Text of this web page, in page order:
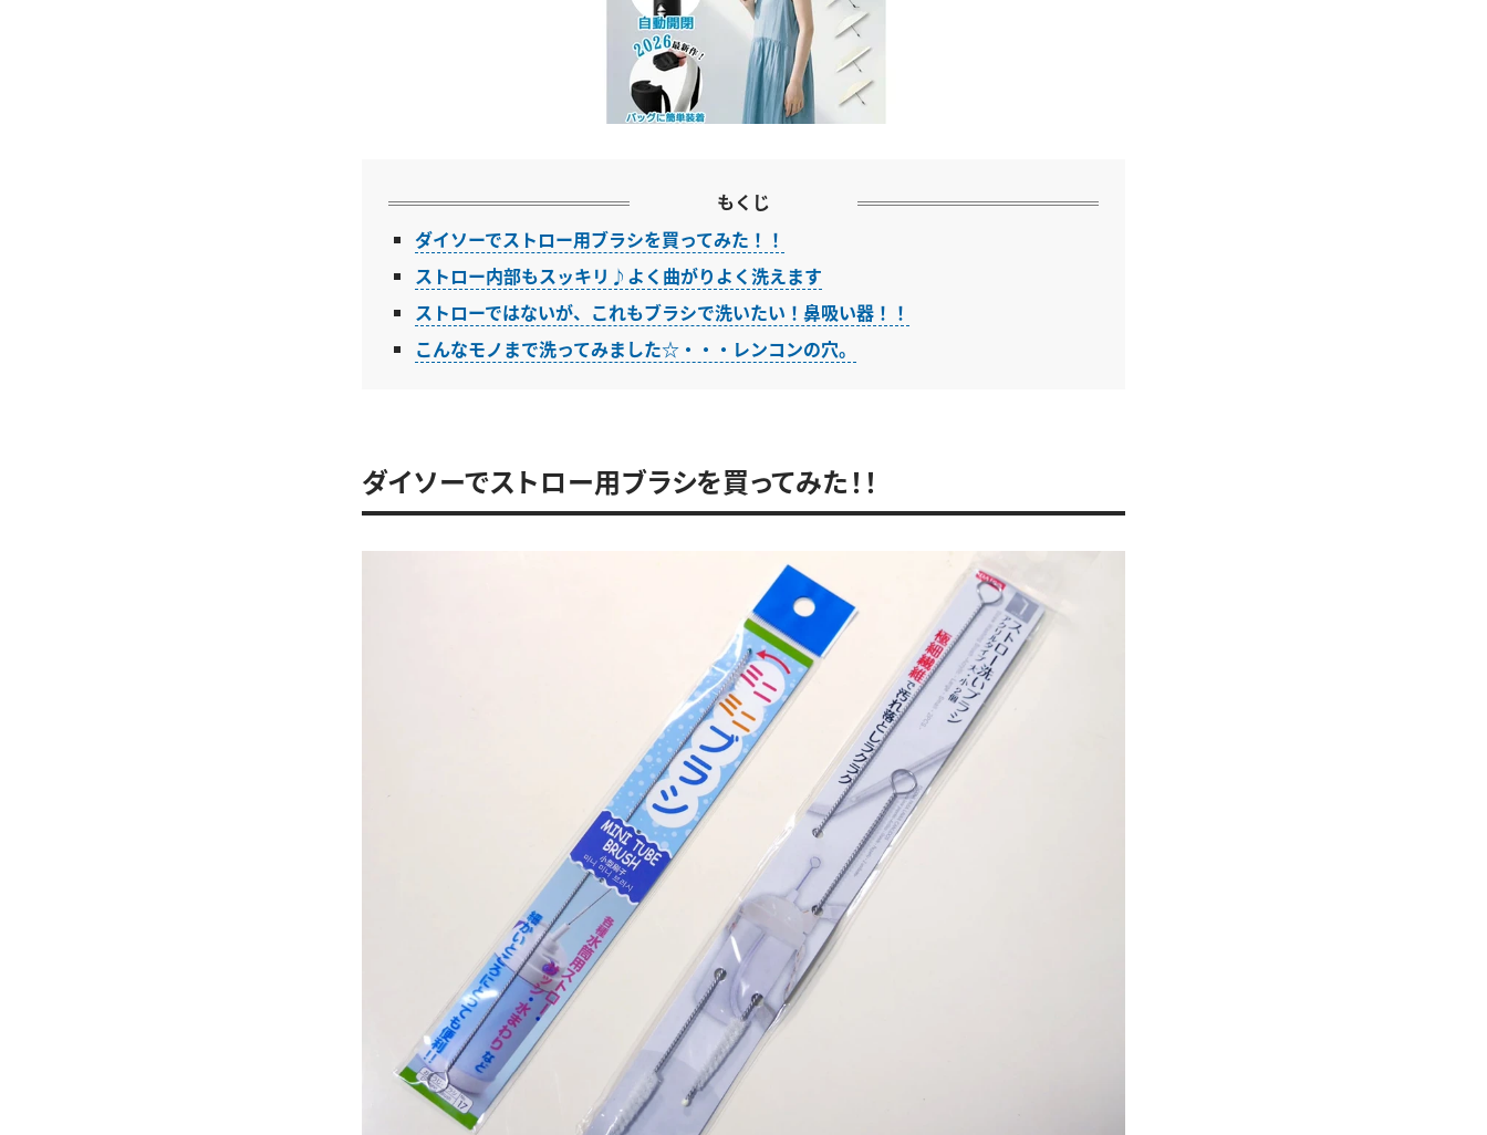
もくじ
ダイソーでストロー用ブラシを買ってみた！！
ストロー内部もスッキリ♪よく曲がりよく洗えます
ストローではないが、これもブラシで洗いたい！鼻吸い器！！
こんなモノまで洗ってみました☆・・・レンコンの穴。
ダイソーでストロー用ブラシを買ってみた！！